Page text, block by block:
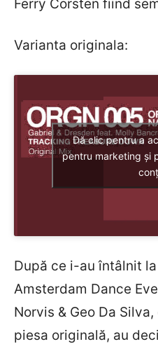
Ferry Corsten fiind
Varianta originala:
Dă clic pentru a
pentru marketing și
După ce i-au întâlnit
Amsterdam Dance
Norvis & Geo Da
piesa originală, au